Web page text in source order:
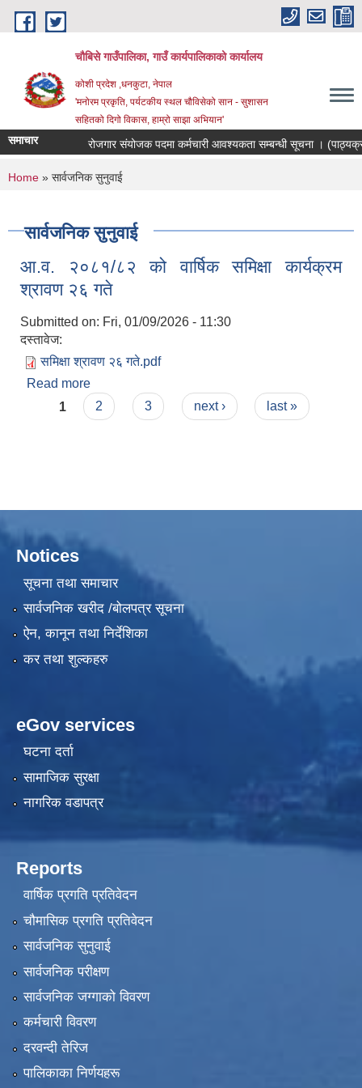
Skip to main content
चौबिसे गाउँपालिका, गाउँ कार्यपालिकाको कार्यालय
कोशी प्रदेश ,धनकुटा, नेपाल
'मनोरम प्रकृति, पर्यटकीय स्थल चौविसेको सान - सुशासन
सहितको दिगो विकास, हाम्रो साझा अभियान'
समाचार रोजगार संयोजक पदमा कर्मचारी आवश्यकता सम्बन्धी सूचना ।
You are here
Home » सार्वजनिक सुनुवाई
सार्वजनिक सुनुवाई
आ.व. २०८१/८२ को वार्षिक समिक्षा कार्यक्रम
श्रावण २६ गते
Submitted on: Fri, 01/09/2026 - 11:30
दस्तावेज:
समिक्षा श्रावण २६ गते.pdf
Read more
२६ गते
Pages
1 2 3 next › last »
Notices
सूचना तथा समाचार
सार्वजनिक खरीद /बोलपत्र सूचना
ऐन, कानून तथा निर्देशिका
कर तथा शुल्कहरु
eGov services
घटना दर्ता
सामाजिक सुरक्षा
नागरिक वडापत्र
Reports
वार्षिक प्रगति प्रतिवेदन
चौमासिक प्रगति प्रतिवेदन
सार्वजनिक सुनुवाई
सार्वजनिक परीक्षण
सार्वजनिक जग्गाको विवरण
कर्मचारी विवरण
दरवन्दी तेरिज
पालिकाका निर्णयहरू